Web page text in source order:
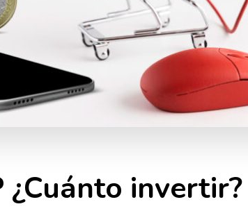
¿Cuánto invertir?